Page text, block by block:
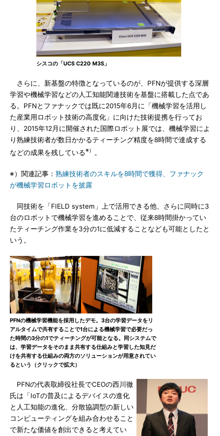
シスコの「UCS C220 M3S」
さらに、新基盤の特徴となっているのが、PFNが提供する深層
学習や機械学習などの人工知能関連技術を基盤に搭載した点であ
る。PFNとファナックでは既に2015年6月に「機械学習を活用し
た産業用ロボット技術の高度化」に向けた技術提携を行ってお
り、2015年12月に開催された国際ロボット展では、機械学習によ
り熟練技術者が数日かかるティーチング精度を8時間で達成する
などの成果を残している※） 。
※）関連記事： 熟練技術者のスキルを8時間で獲得、ファナック
が機械学習ロボットを披露
同技術を「FIELD system」上で活用できる他、さらに同時に3
台のロボットで機械学習を進めることで、従来8時間掛かってい
たティーチング作業を3分の1に低減することなども可能としたと
いう。
PFNの機械学習機能を採用したデモ。3台の学習データをリ
アルタイムで共有することで1台による機械学習で必要だっ
た時間の3分の1でティーチングが可能となる。同システムで
は、学習データをそのまま共有する仕組みと学習した知見だ
けを共有する仕組みの両方のソリューションが用意されてい
るという（クリックで拡大）
PFNの代表取締役社長でCEOの西川徹
氏は「IoTの普及によるデバイスの進化
と人工知能の進化、分散協調型の新しい
コンピューティングを組み合わせること
で新たな価値を創出できると考えてい